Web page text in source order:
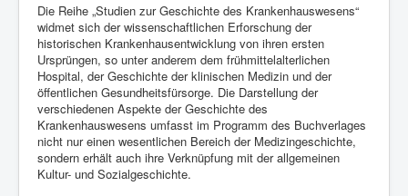
Die Reihe „Studien zur Geschichte des Krankenhauswesens“
widmet sich der wissenschaftlichen Erforschung der
historischen Krankenhausentwicklung von ihren ersten
Ursprüngen, so unter anderem dem frühmittelalterlichen
Hospital, der Geschichte der klinischen Medizin und der
öffentlichen Gesundheitsfürsorge. Die Darstellung der
verschiedenen Aspekte der Geschichte des
Krankenhauswesens umfasst im Programm des Buchverlages
nicht nur einen wesentlichen Bereich der Medizingeschichte,
sondern erhält auch ihre Verknüpfung mit der allgemeinen
Kultur- und Sozialgeschichte.